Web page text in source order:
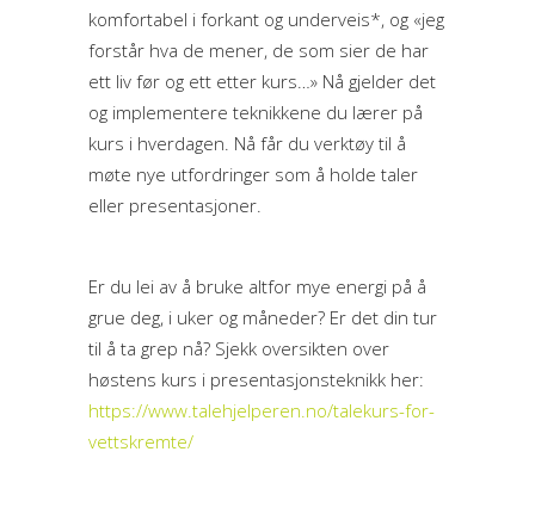
komfortabel i forkant og underveis*, og «jeg
forstår hva de mener, de som sier de har
ett liv før og ett etter kurs…» Nå gjelder det
og implementere teknikkene du lærer på
kurs i hverdagen. Nå får du verktøy til å
møte nye utfordringer som å holde taler
eller presentasjoner.
Er du lei av å bruke altfor mye energi på å
grue deg, i uker og måneder? Er det din tur
til å ta grep nå? Sjekk oversikten over
høstens kurs i presentasjonsteknikk her:
https://www.talehjelperen.no/talekurs-for-
vettskremte/